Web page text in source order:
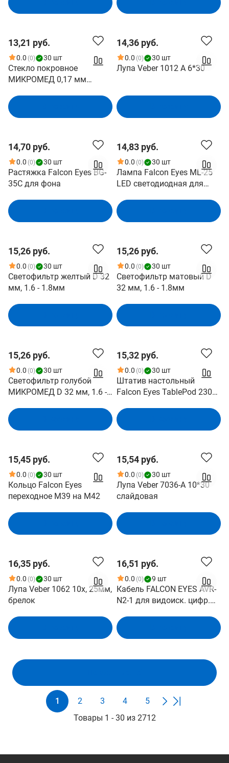
устройством USB
SJCAM SJ10 / SJ10 Pro /
13,21 руб.
0.0 (0) 30 шт
Стекло покровное
МИКРОМЕД 0,17 мм
14,36 руб.
0.0 (0) 30 шт
Лупа Veber 1012 А 6*30
14,70 руб.
0.0 (0) 30 шт
Растяжка Falcon Eyes BG-
35C для фона
14,83 руб.
0.0 (0) 30 шт
Лампа Falcon Eyes ML-25
LED светодиодная для
15,26 руб.
0.0 (0) 30 шт
Светофильтр желтый D 32
мм, 1.6 - 1.8мм
15,26 руб.
0.0 (0) 30 шт
Светофильтр матовый D
32 мм, 1.6 - 1.8мм
15,26 руб.
0.0 (0) 30 шт
Светофильтр голубой
МИКРОМЕД D 32 мм, 1.6 -
15,32 руб.
0.0 (0) 30 шт
Штатив настольный
Falcon Eyes TablePod 230S
15,45 руб.
0.0 (0) 30 шт
Кольцо Falcon Eyes
переходное M39 на M42
15,54 руб.
0.0 (0) 30 шт
Лупа Veber 7036-A 10*30
слайдовая
16,35 руб.
0.0 (0) 30 шт
Лупа Veber 1062 10х, 25мм,
брелок
16,51 руб.
0.0 (0) 9 шт
Кабель FALCON EYES AVR-
N2-1 для видоиск. цифр.
D600,D300S
1 2 3 4
5
Товары 1 - 30 из 2712